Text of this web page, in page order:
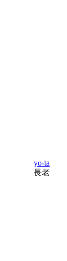
yo-ta
長老